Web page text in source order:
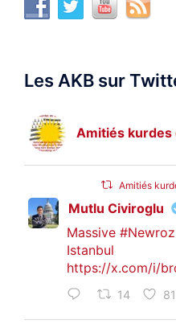
Les AKB sur
Amitiés kurdes
Amitiés
Mutlu Civiroglu
Massive #Newroz
Istanbul
https://x.com/i/
14 81